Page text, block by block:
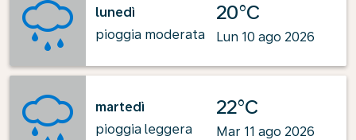
lunedì
pioggia moderata
20°C
Lun 10 ago 2026
martedì
pioggia leggera
22°C
Mar 11 ago 2026